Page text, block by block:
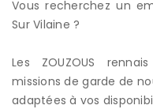
Vous recherchez un
Sur Vilaine ?
Les ZOUZOUS
missions de garde de
adaptées à vos